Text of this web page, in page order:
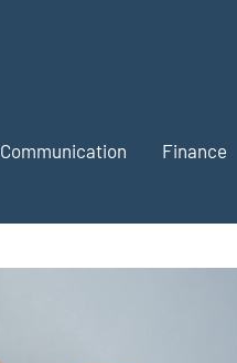
Communication Finance